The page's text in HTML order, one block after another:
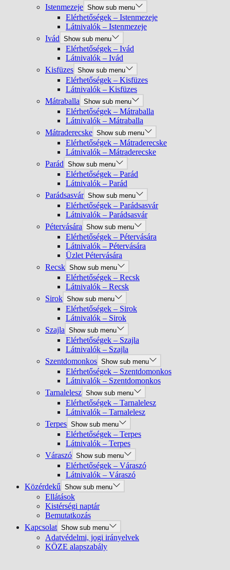
Istenmezeje Show sub menu
Elérhetőségek – Istenmezeje
Látnivalók – Istenmezeje
Ivád Show sub menu
Elérhetőségek – Ivád
Látnivalók – Ivád
Kisfüzes Show sub menu
Elérhetőségek – Kisfüzes
Látnivalók – Kisfüzes
Mátraballa Show sub menu
Elérhetőségek – Mátraballa
Látnivalók – Mátraballa
Mátraderecske Show sub menu
Elérhetőségek – Mátraderecske
Látnivalók – Mátraderecske
Parád Show sub menu
Elérhetőségek – Parád
Látnivalók – Parád
Parádsasvár Show sub menu
Elérhetőségek – Parádsasvár
Látnivalók – Parádsasvár
Pétervására Show sub menu
Elérhetőségek – Pétervására
Látnivalók – Pétervására
Üzlet Pétervására
Recsk Show sub menu
Elérhetőségek – Recsk
Látnivalók – Recsk
Sirok Show sub menu
Elérhetőségek – Sirok
Látnivalók – Sirok
Szajla Show sub menu
Elérhetőségek – Szajla
Látnivalók – Szajla
Szentdomonkos Show sub menu
Elérhetőségek – Szentdomonkos
Látnivalók – Szentdomonkos
Tarnalelesz Show sub menu
Elérhetőségek – Tarnalelesz
Látnivalók – Tarnalelesz
Terpes Show sub menu
Elérhetőségek – Terpes
Látnivalók – Terpes
Váraszó Show sub menu
Elérhetőségek – Váraszó
Látnivalók – Váraszó
Közérdekű Show sub menu
Ellátások
Kistérségi naptár
Bemutatkozás
Kapcsolat Show sub menu
Adatvédelmi, jogi irányelvek
KÖZE alapszabály